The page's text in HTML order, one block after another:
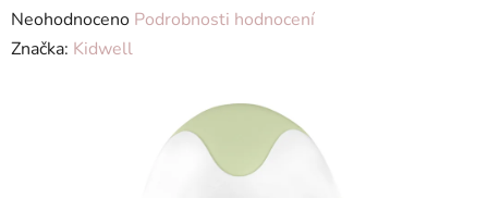
Průměrné
hodnocení
Neohodnoceno Podrobnosti hodnocení
Značka: Kidwell